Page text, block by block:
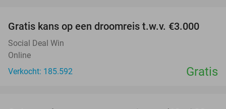
Gratis kans op een droomreis t.w.v. €3.000
Social Deal Win
Online
Verkocht: 185.592
Gratis